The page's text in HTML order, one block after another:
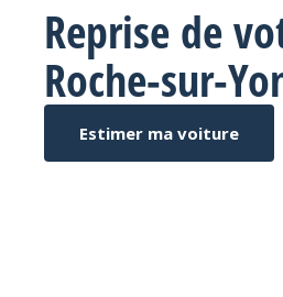
Reprise de
Roche-sur-
Estimer ma voiture